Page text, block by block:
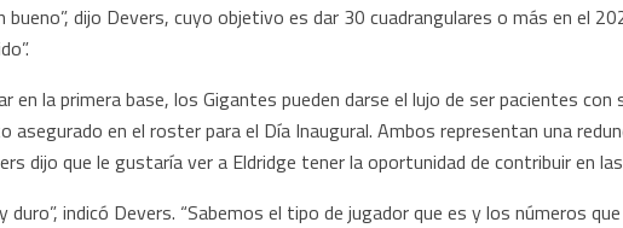
bueno”, dijo Devers, cuyo objetivo es dar 30 cuadrangulares o más en el
en la primera base, los Gigantes pueden darse el lujo de ser pacientes
asegurado en el roster para el Día Inaugural. Ambos representan una
dijo que le gustaría ver a Eldridge tener la oportunidad de contribuir en
indicó Devers. “Sabemos el tipo de jugador que es y los números